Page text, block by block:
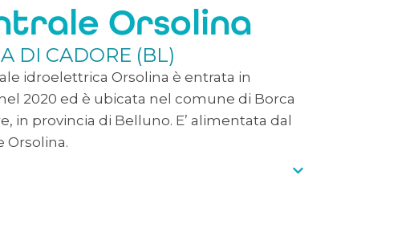
Orsolina
DI CADORE (BL)
idroelettrica Orsolina è entrata in
2020 ed è ubicata nel comune di Borca
in provincia di Belluno. E’ alimentata dal
Orsolina.